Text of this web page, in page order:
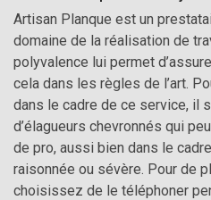
Artisan Planque est un
domaine de la réalisation de
polyvalence lui permet
cela dans les règles de l’art.
dans le cadre de ce service, il
d’élagueurs chevronnés qui
de pro, aussi bien dans le
raisonnée ou sévère. Pour de
choisissez de le téléphoner